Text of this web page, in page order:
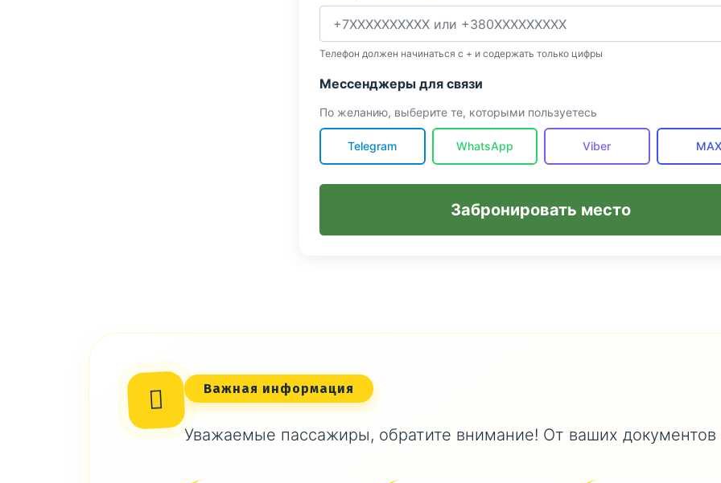
Телефон должен начинаться с + и содержать только цифры
Мессенджеры для связи
По желанию, выберите те, которыми пользуетесь
Telegram WhatsApp Viber
Забронировать место
Важная информация
Уважаемые пассажиры, обратите внимание! От ваших